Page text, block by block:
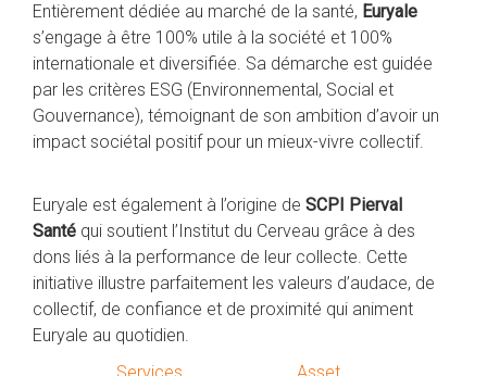
Entièrement dédiée au marché de la santé, Euryale
s’engage à être 100% utile à la société et 100%
internationale et diversifiée. Sa démarche est guidée
par les critères ESG (Environnemental, Social et
Gouvernance), témoignant de son ambition d’avoir un
impact sociétal positif pour un mieux-vivre collectif.
Euryale est également à l’origine de SCPI Pierval
Santé qui soutient l’Institut du Cerveau grâce à des
dons liés à la performance de leur collecte. Cette
initiative illustre parfaitement les valeurs d’audace, de
collectif, de confiance et de proximité qui animent
Euryale au quotidien.